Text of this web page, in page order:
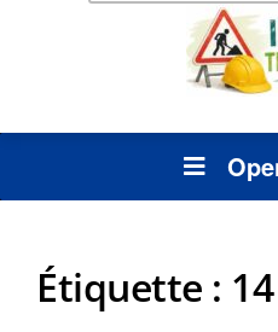
Étiquette :